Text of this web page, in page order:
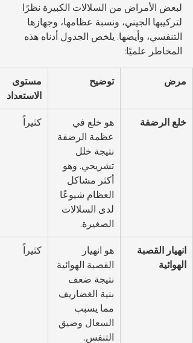
لبعض الأمراض من السلالات الكبيرة نظرًا
لتركيبها الجيني، ونسبة عظامها، وجهازها
التنفسي، وأيضها. يلخص الجدول أدناه هذه
المخاطر علميًا:
مرض توضيح
مستوى
الاستعداد
خلع الرضفة
هو خلع في
عظمة الرضفة
نتيجة خلل
تشريحي. وهو
أكثر مشاكل
العظام شيوعًا
لدى السلالات
الصغيرة.
كثيراً
انهيار القصبة
الهوائية
هو انهيار
القصبة الهوائية
نتيجة ضعف
بنية الغضاريف
مما يسبب
السعال وضيق
التنفس.
كثيراً